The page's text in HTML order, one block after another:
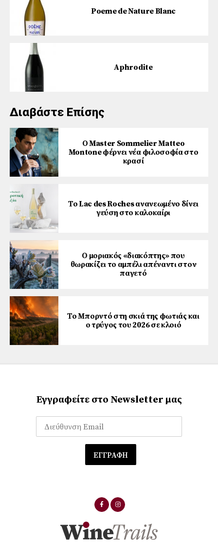
Poeme de Nature Blanc
Aphrodite
Διαβάστε Επίσης
Ο Master Sommelier Matteo
Montone φέρνει νέα φιλοσοφία στο
κρασί
Το Lac des Roches ανανεωμένο δίνει
γεύση στο καλοκαίρι
Ο μοριακός «διακόπτης» που
θωρακίζει το αμπέλι απέναντι στον
παγετό
Το Μπορντό στη σκιά της φωτιάς και
ο τρύγος του 2026 σε κλοιό
Εγγραφείτε στο Newsletter μας